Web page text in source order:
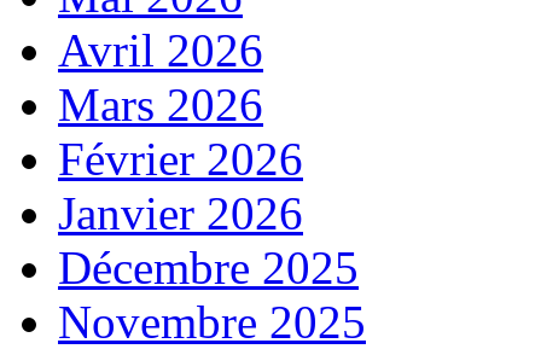
Avril 2026
Mars 2026
Février 2026
Janvier 2026
Décembre 2025
Novembre 2025